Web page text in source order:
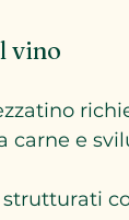
vino
carne e